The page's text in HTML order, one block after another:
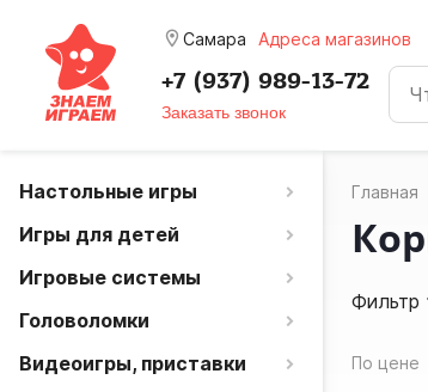
room Самара Адреса магазинов
+7 (937) 989-13-72
Заказать звонок
Настольные игры
Игры для детей
Игровые системы
Головоломки
Видеоигры, приставки
Главная
Фильтр
По цене